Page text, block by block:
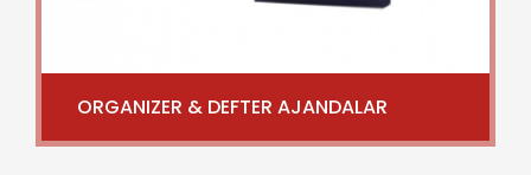
ORGANIZER & DEFTER AJANDALAR